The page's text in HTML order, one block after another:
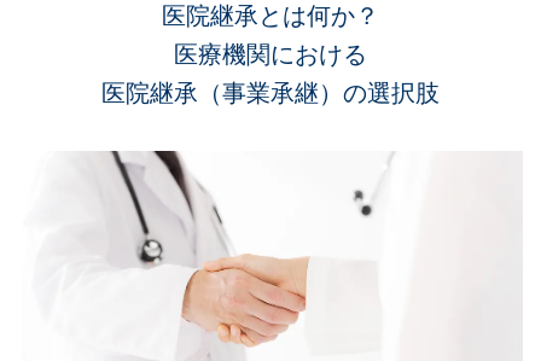
医院継承とは何か？
医療機関における
医院継承（事業承継）の選択肢